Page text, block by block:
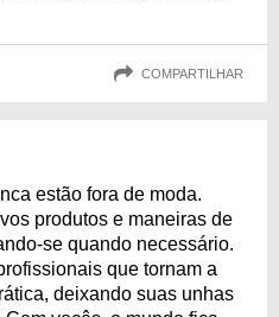
COMPARTILHAR
estão fora de moda.
produtos e maneiras de
se quando necessário.
que tornam a
deixando suas unhas